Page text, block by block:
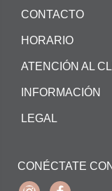
CONTACTO
HORARIO
ATENCIÓN AL
INFORMACIÓN
LEGAL
CONÉCTATE